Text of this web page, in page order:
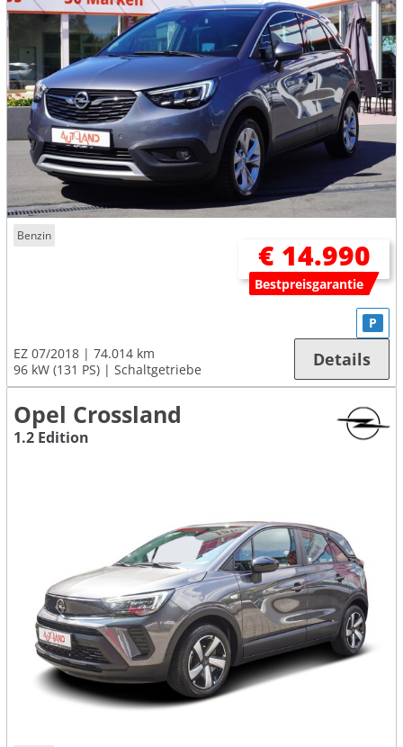
Benzin
€ 14.990
Bestpreisgarantie
EZ 07/2018
74.014 km
96 kW (131 PS)
Schaltgetriebe
P
Details
Opel Crossland
1.2 Edition